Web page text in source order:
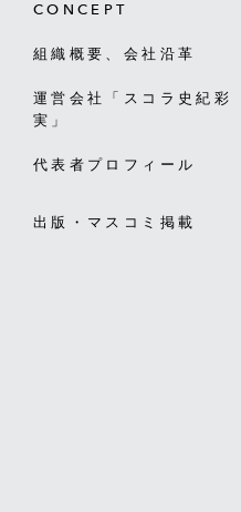
CONCEPT
組織概要、会社沿革
運営会社「スコラ史紀彩
実」
代表者プロフィール
出版・マスコミ掲載